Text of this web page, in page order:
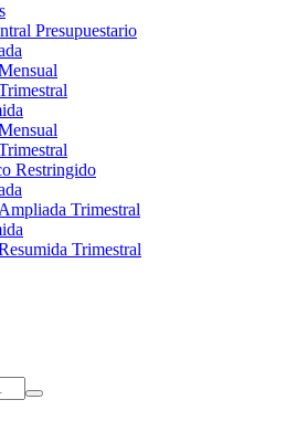
Presupuestario
Restringido
Ampliada Trimestral
Trimestral